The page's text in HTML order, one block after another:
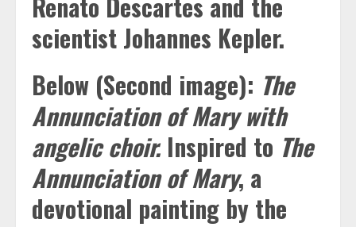
scientist Johannes Kepler.
Below (Second image): The
Annunciation of Mary with
angelic choir. Inspired to The
Annunciation of Mary, a
devotional painting by the